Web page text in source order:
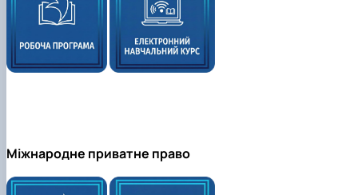
Міжнародне приватне право